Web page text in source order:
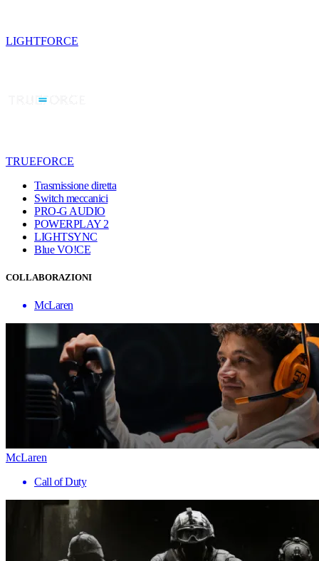
LIGHTFORCE
TRUEFORCE
Trasmissione diretta
Switch meccanici
PRO-G AUDIO
POWERPLAY 2
LIGHTSYNC
Blue VO!CE
COLLABORAZIONI
McLaren
McLaren
Call of Duty